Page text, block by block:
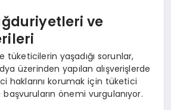
ve
tüketicilerin yaşadığı sorunlar,
üzerinden yapılan alışverişlerde
haklarını korumak için tüketici
önemi vurgulanıyor.